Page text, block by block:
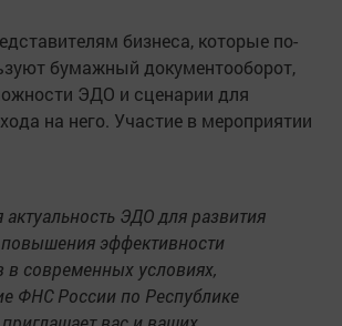
бизнеса, которые по-
бумажный документооборот,
ЭДО и сценарии для
на него. Участие в мероприятии
актуальность ЭДО для развития
повышения эффективности
в современных условиях,
ФНС России по Республике